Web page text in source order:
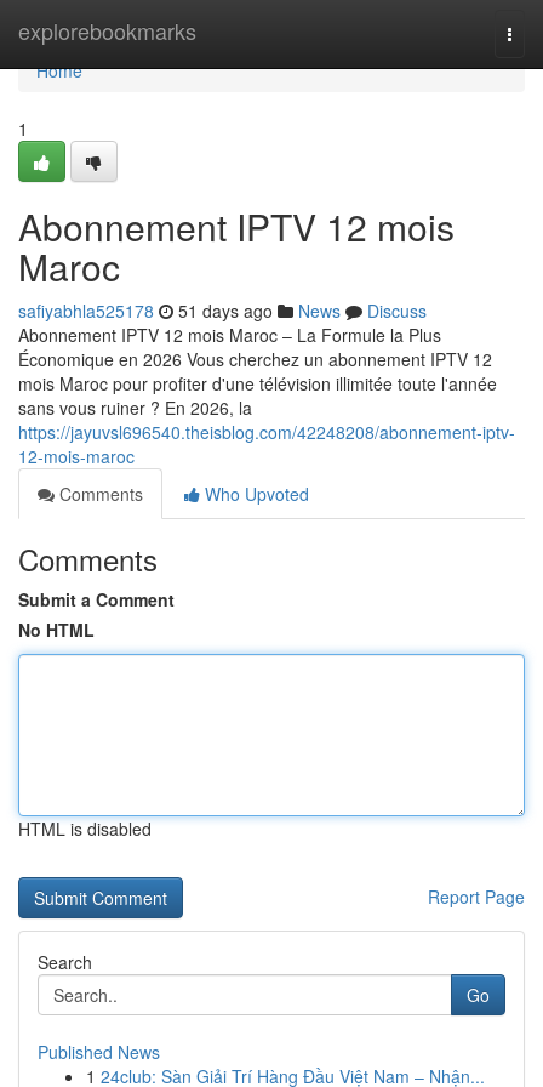
explorebookmarks
Home
Home
1
Abonnement IPTV 12 mois
Maroc
safiyabhla525178 51 days ago News
Discuss
Abonnement IPTV 12 mois Maroc – La Formule la Plus
Économique en 2026 Vous cherchez un abonnement IPTV 12
mois Maroc pour profiter d'une télévision illimitée toute l'année
sans vous ruiner ? En 2026, la
https://jayuvsl696540.theisblog.com/42248208/abonnement-iptv-
12-mois-maroc
Comments
Who Upvoted
Comments
Submit a Comment
No HTML
HTML is disabled
Report Page
Search
Go
Published News
1 24club: Sàn Giải Trí Hàng Đầu Việt Nam – Nhận...